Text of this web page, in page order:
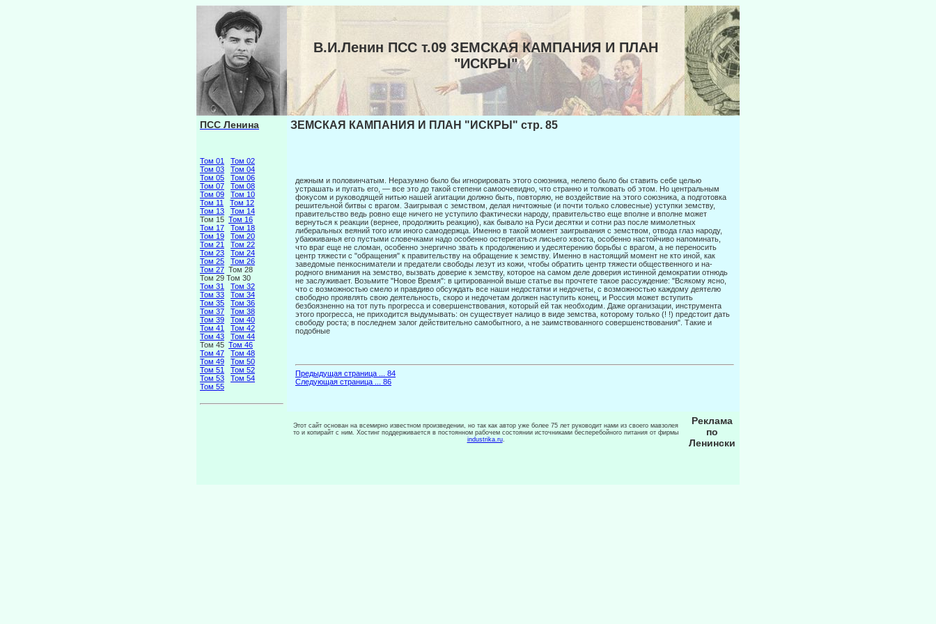
В.И.Ленин ПСС т.09 ЗЕМСКАЯ КАМПАНИЯ И ПЛАН
"ИСКРЫ"
ПСС Ленина
Том 01
Том 02
Том 03
Том 04
Том 05
Том 06
Том 07
Том 08
Том 09
Том 10
Том 11
Том 12
Том 13
Том 14
Том 15 Том 16
Том 17
Том 18
Том 19
Том 20
Том 21
Том 22
Том 23
Том 24
Том 25
Том 26
Том 27 Том 28
Том 29 Том 30
Том 31
Том 32
Том 33
Том 34
Том 35
Том 36
Том 37
Том 38
Том 39
Том 40
Том 41
Том 42
Том 43
Том 44
Том 45 Том 46
Том 47
Том 48
Том 49
Том 50
Том 51
Том 52
Том 53
Том 54
Том 55
ЗЕМСКАЯ КАМПАНИЯ И ПЛАН "ИСКРЫ" стр. 85
дежным и половинчатым. Неразумно было бы игнорировать этого союзника, нелепо было бы ставить себе целью
устрашать и пугать его, — все это до такой степени само­очевидно, что странно и толковать об этом. Но центральным
фокусом и руководящей нитью нашей агитации должно быть, повторяю, не воздействие на этого союзника, а подготовка
решительной битвы с врагом. Заигрывая с земством, делая ничтожные (и почти только словесные) уступки земству,
правительство ведь ровно еще ничего не ус­тупило фактически народу, правительство еще вполне и вполне может
вернуться к ре­акции (вернее, продолжить реакцию), как бывало на Руси десятки и сотни раз после мимолетных
либеральных веяний того или иного самодержца. Именно в такой момент заигрывания с земством, отвода глаз народу,
убаюкиванья его пустыми словечками на­до особенно остерегаться лисьего хвоста, особенно настойчиво напоминать,
что враг еще не сломан, особенно энергично звать к продолжению и удесятерению борьбы с врагом, а не переносить
центр тяжести с "обращения" к правительству на обращение к земству. Именно в настоящий момент не кто иной, как
заведомые пенкосниматели и предатели свободы лезут из кожи, чтобы обратить центр тяжести общественного и на­
родного внимания на земство, вызвать доверие к земству, которое на самом деле дове­рия истинной демократии отнюдь
не заслуживает. Возьмите "Новое Время": в цитиро­ванной выше статье вы прочтете такое рассуждение: "Всякому ясно,
что с возможно­стью смело и правдиво обсуждать все наши недостатки и недочеты, с возможностью каждому деятелю
свободно проявлять свою деятельность, скоро и недочетам должен наступить конец, и Россия может вступить
безбоязненно на тот путь прогресса и со­вершенствования, который ей так необходим. Даже организации, инструмента
этого прогресса, не приходится выдумывать: он существует налицо в виде земства, которому только (! !) предстоит дать
свободу роста; в последнем залог действительно самобытно­го, а не заимствованного совершенствования". Такие и
подобные
Предыдущая страница ... 84
Следующая страница ... 86
Этот сайт основан на всемирно известном произведении, но так как автор уже более 75 лет руководит нами из своего мавзолея
то и копирайт с ним. Хостинг поддерживается в постоянном рабочем состоянии источниками бесперебойного питания от фирмы
industrika.ru.
Реклама
по
Ленински